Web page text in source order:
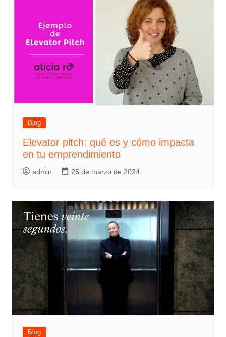
Blog
Elevator pitch: qué es y cómo impacta
en tu emprendimiento
admin 25 de marzo de 2024
Blog